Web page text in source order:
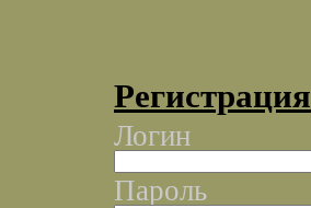
Регистрация
Логин
Пароль